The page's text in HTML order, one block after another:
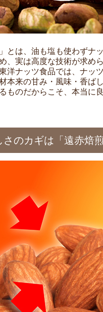
」とは、油も塩も使わず
、実は高度な技術が求めら
洋ナッツ食品では、ナッ
本来の甘み・風味・香ば
ものだからこそ、本当に
さのカギは「遠赤焙煎